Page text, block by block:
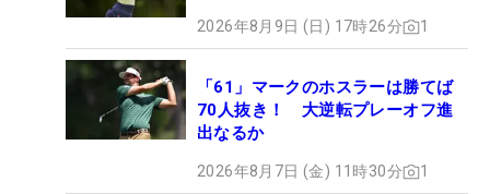
2026年8月9日 (日) 17時26分 1
「61」マークのホスラーは勝てば
70人抜き！ 大逆転プレーオフ進
出なるか
2026年8月7日 (金) 11時30分 1